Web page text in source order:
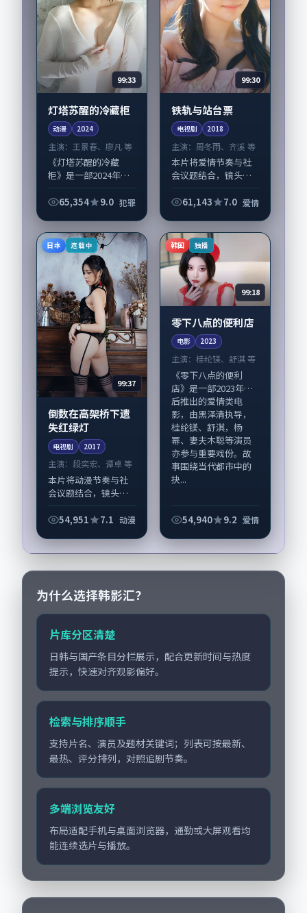
99:33
灯塔苏醒的冷藏柜
动漫 2024
主演： 王景春、廖凡 等
《灯塔苏醒的冷藏
柜》是一部2024年前
漫，由林超贤执导，
与重要戏份。故事围
绕当代都市中的抉择
65,354 9.0 犯罪
99:30
铁轨与站台票
电视剧 2018
主演： 周冬雨、齐溪 等
本片将爱情节奏与社
会议题结合，镜头语
《铁轨与站台票》由
与声音设计凸显日本
城市质感，适合偏好
写...
61,143 7.0 爱情
日本 连载中
99:37
倒数在高架桥下遗
失红绿灯
电视剧 2017
主演： 段奕宏、谭卓 等
本片将动漫节奏与社
会议题结合，镜头语
《倒数在高架桥下遗
舵，段奕宏、谭卓担
纲主线；取景与声音
设计凸显日本城市质
54,951 7.1 动漫
韩国 独播
99:18
零下八点的便利店
电影 2023
主演：桂纶镁、舒淇 等
《零下八点的便利
店》是一部2023年前
后推出的爱情类电
影，由黑泽清执导，
桂纶镁、舒淇，杨
幂、妻夫木聪等演员
亦参与重要戏份。故
事围绕当代都市中的
抉...
54,940 9.2 爱情
为什么选择韩影汇？
片库分区清楚
日韩与国产条目分栏展示，配合更新时间与热度
提示，快速对齐观影偏好。
检索与排序顺手
支持片名、演员及题材关键词；列表可按最新、
最热、评分排列，对照追剧节奏。
多端浏览友好
布局适配手机与桌面浏览器，通勤或大屏观看均
能连续选片与播放。